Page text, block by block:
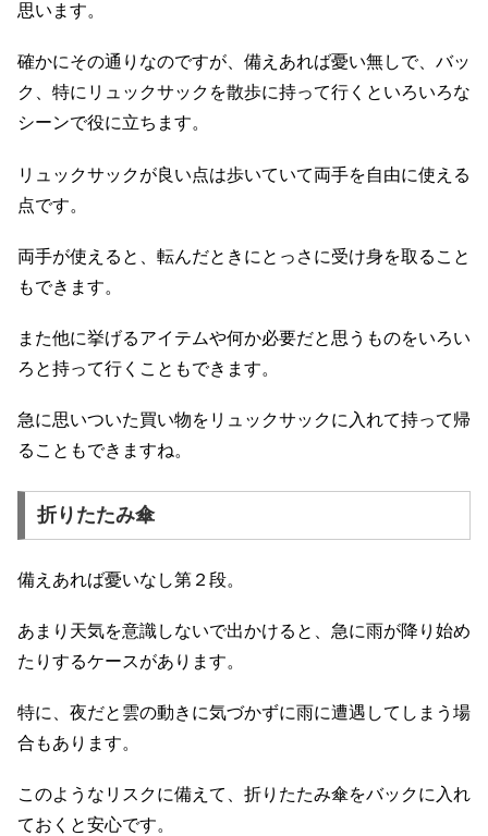
思います。
確かにその通りなのですが、備えあれば憂い無しで、バッ
ク、特にリュックサックを散歩に持って行くといろいろな
シーンで役に立ちます。
リュックサックが良い点は歩いていて両手を自由に使える
点です。
両手が使えると、転んだときにとっさに受け身を取ること
もできます。
また他に挙げるアイテムや何か必要だと思うものをいろい
ろと持って行くこともできます。
急に思いついた買い物をリュックサックに入れて持って帰
ることもできますね。
折りたたみ傘
備えあれば憂いなし第２段。
あまり天気を意識しないで出かけると、急に雨が降り始め
たりするケースがあります。
特に、夜だと雲の動きに気づかずに雨に遭遇してしまう場
合もあります。
このようなリスクに備えて、折りたたみ傘をバックに入れ
ておくと安心です。